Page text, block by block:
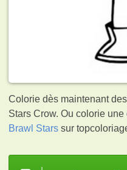
Colorie dès maintenant
Stars Crow. Ou colorie
Brawl Stars sur